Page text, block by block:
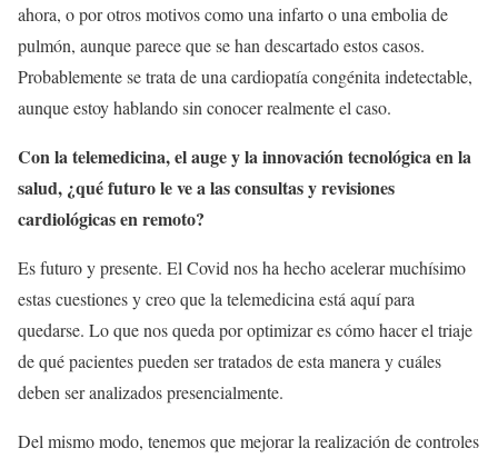
ahora, o por otros motivos como una infarto o una embolia de
pulmón, aunque parece que se han descartado estos casos.
Probablemente se trata de una cardiopatía congénita indetectable,
aunque estoy hablando sin conocer realmente el caso.
Con la telemedicina, el auge y la innovación tecnológica en la
salud, ¿qué futuro le ve a las consultas y revisiones
cardiológicas en remoto?
Es futuro y presente. El Covid nos ha hecho acelerar muchísimo
estas cuestiones y creo que la telemedicina está aquí para
quedarse. Lo que nos queda por optimizar es cómo hacer el triaje
de qué pacientes pueden ser tratados de esta manera y cuáles
deben ser analizados presencialmente.
Del mismo modo, tenemos que mejorar la realización de controles